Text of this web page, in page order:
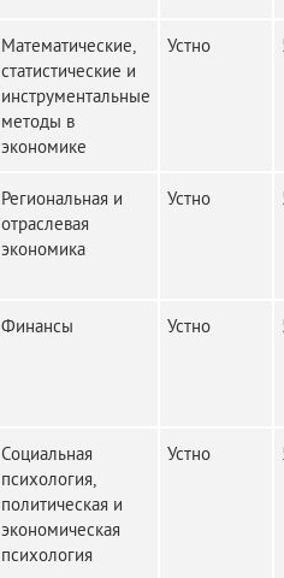
Математические,
статистические и
инструментальные
методы в
экономике
Устно
Региональная и
отраслевая
экономика
Устно
Финансы Устно
Социальная
психология,
политическая и
экономическая
психология
Устно